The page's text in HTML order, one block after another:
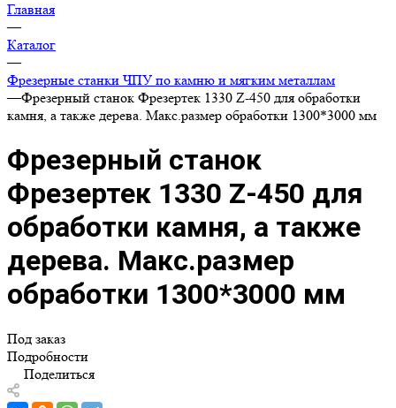
Главная
—
Каталог
—
Фрезерные станки ЧПУ по камню и мягким металлам
—Фрезерный станок Фрезертек 1330 Z-450 для обработки
камня, а также дерева. Макс.размер обработки 1300*3000 мм
Фрезерный станок
Фрезертек 1330 Z-450 для
обработки камня, а также
дерева. Макс.размер
обработки 1300*3000 мм
Под заказ
Подробности
Поделиться